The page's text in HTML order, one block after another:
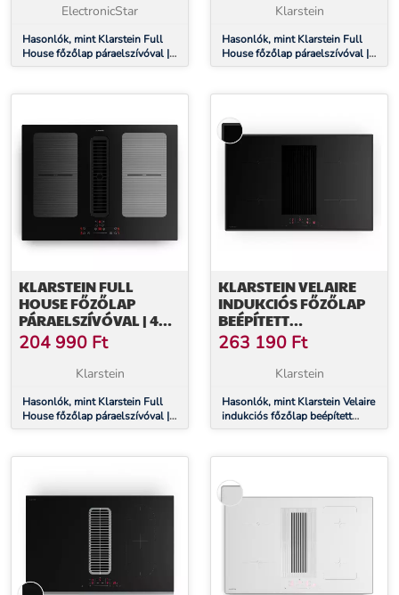
ElectronicStar
Hasonlók, mint Klarstein Full
House főzőlap páraelszívóval |
4 főzőzóna | 7335 W | 530 m³/h
Klarstein
Hasonlók, mint Klarstein Full
House főzőlap páraelszívóval |
4 főzőzóna | 7335 W | 530 m³/h
KLARSTEIN FULL
HOUSE FŐZŐLAP
PÁRAELSZÍVÓVAL | 4
FŐZŐZÓNA | 7335 W |
530 M³/H | 70 CM
204 990 Ft
Klarstein
Hasonlók, mint Klarstein Full
House főzőlap páraelszívóval |
4 főzőzóna | 7335 W | 530 m³/h
KLARSTEIN VELAIRE
INDUKCIÓS FŐZŐLAP
BEÉPÍTETT
PÁRAELSZÍVÓVAL
ELEGÁNS,
MINIMALISTA,
CM
263 190 Ft
Klarstein
Hasonlók, mint Klarstein Velaire
indukciós főzőlap beépített
páraelszívóval Elegáns,
80 cm